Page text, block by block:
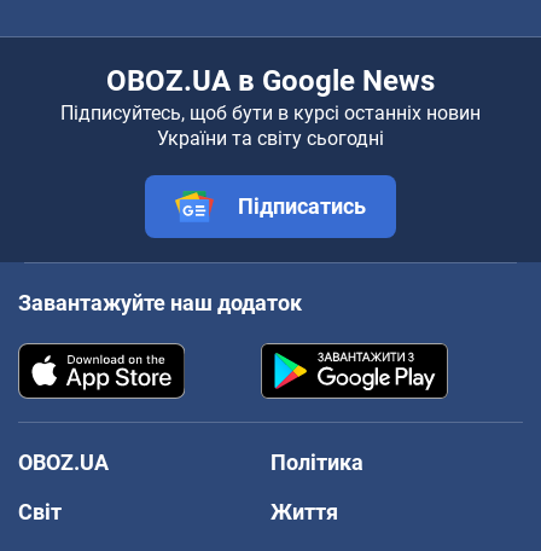
OBOZ.UA в Google News
Підписуйтесь, щоб бути в курсі останніх новин
України та світу сьогодні
Підписатись
Завантажуйте наш додаток
OBOZ.UA
Політика
Світ
Життя